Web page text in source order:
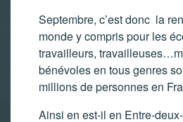
Septembre, c’est donc la
monde y compris pour les
travailleurs,
bénévoles en tous genres
millions de personnes en
Ainsi en est-il en Entre-